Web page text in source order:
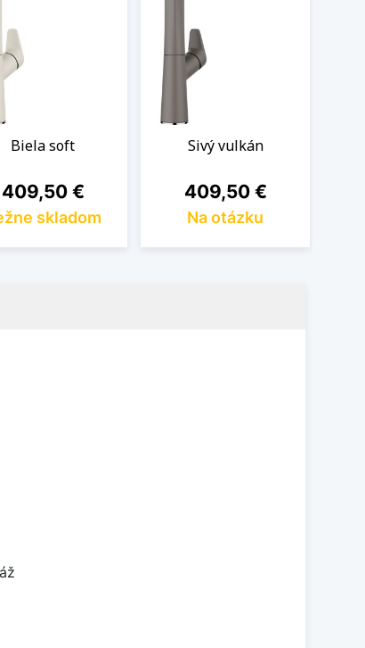
Biela soft
Cena
409,50 €
skladom
Sivý vulkán
Cena
409,50 €
Na otázku